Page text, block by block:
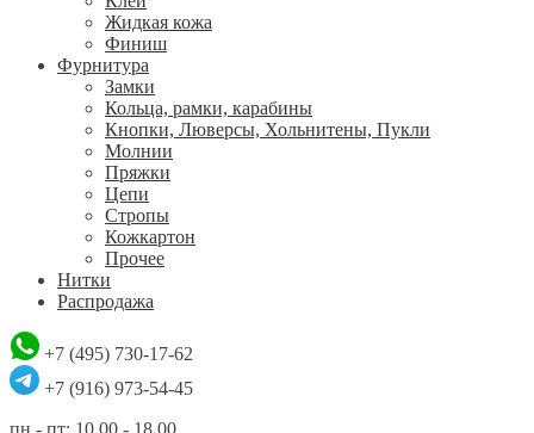
Жидкая кожа
Финиш
Фурнитура
Замки
Кольца, рамки, карабины
Кнопки, Люверсы, Хольнитены, Пукли
Молнии
Пряжки
Цепи
Стропы
Кожкартон
Прочее
Нитки
Распродажа
+7 (495) 730-17-62
+7 (916) 973-54-45
пн - пт: 10.00 - 18.00